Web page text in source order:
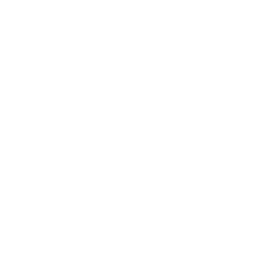
gebruiksgemak en veelzijdigheid. Ze zijn
om krachttraining in je routine op te nemen.
aan een positieve trainingsomgeving. Of je nu
zijn een betrouwbare partner in je
andere fitnessapparaten voor een gevarieerde
zijn een essentieel onderdeel van deze trend. Ze